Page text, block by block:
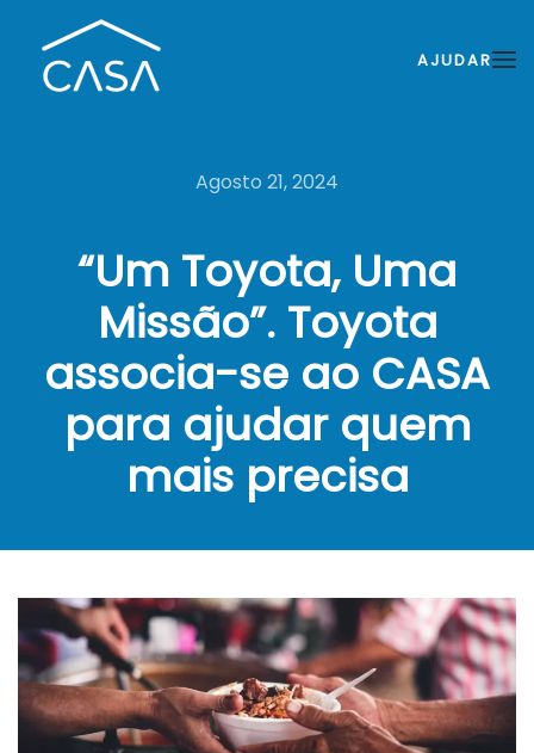
AJUDAR
Agosto 21, 2024
“Um Toyota, Uma
Missão”. Toyota
associa-se ao CASA
para ajudar quem
mais precisa